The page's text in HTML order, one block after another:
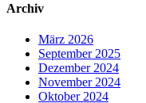
Archiv
März 2026
September 2025
Dezember 2024
November 2024
Oktober 2024